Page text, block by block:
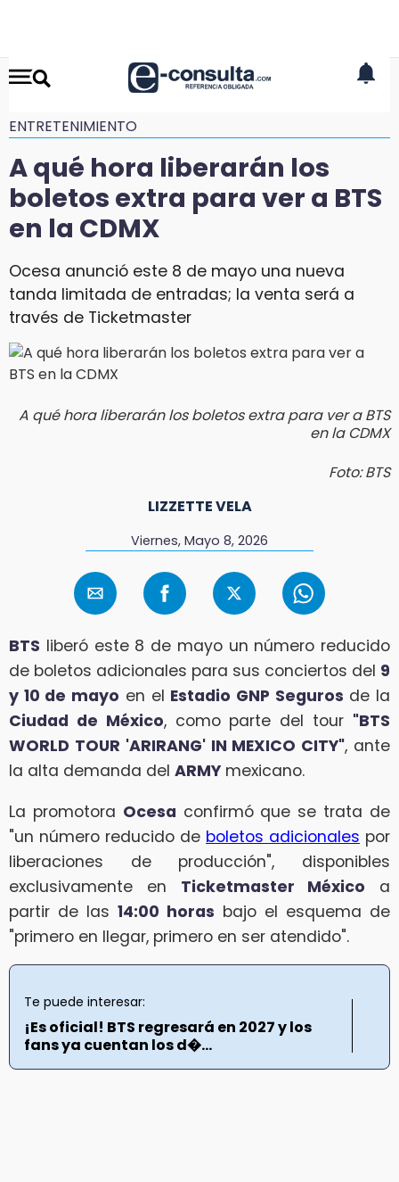
ENTRETENIMIENTO
A qué hora liberarán los
boletos extra para ver a BTS
en la CDMX
Ocesa anunció este 8 de mayo una nueva
tanda limitada de entradas; la venta será a
través de Ticketmaster
A qué hora liberarán los boletos extra para ver a BTS
en la CDMX
Foto: BTS
LIZZETTE VELA
Viernes, Mayo 8, 2026
BTS liberó este 8 de mayo un número reducido
de boletos adicionales para sus conciertos del 9
y 10 de mayo en el Estadio GNP Seguros de la
Ciudad de México, como parte del tour "BTS
WORLD TOUR 'ARIRANG' IN MEXICO CITY", ante
la alta demanda del ARMY mexicano.
La promotora Ocesa confirmó que se trata de
"un número reducido de boletos adicionales por
liberaciones de producción", disponibles
exclusivamente en Ticketmaster México a
partir de las 14:00 horas bajo el esquema de
"primero en llegar, primero en ser atendido".
Te puede interesar:
¡Es oficial! BTS regresará en 2027 y los
fans ya cuentan los d�...